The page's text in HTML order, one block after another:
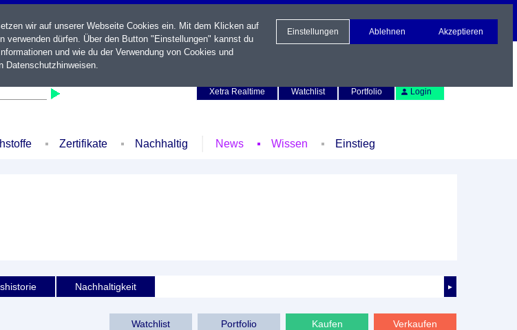
Xetra Realtime
Watchlist Portfolio Login
Zertifikate Nachhaltig News Wissen Einstieg
►
Nachhaltigkeit
Watchlist Portfolio Kaufen Verkaufen
wir auf unserer Webseite Cookies ein. Mit dem Klicken auf
dürfen. Über den Button "Einstellungen" kannst du
und wie du der Verwendung von Cookies und
Datenschutzhinweisen.
Einstellungen Ablehnen Akzeptieren